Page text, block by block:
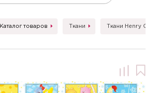
Каталог товаров Ткани Ткани Henry